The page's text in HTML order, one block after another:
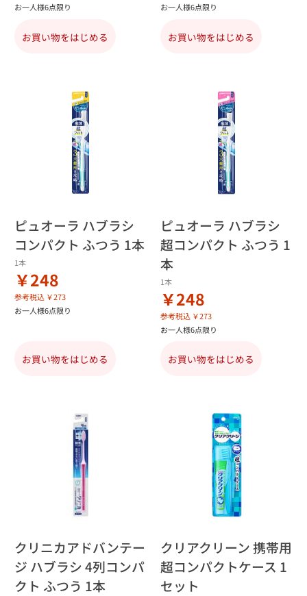
お一人様6点限り
お買い物をはじめる
お一人様6点限り
お買い物をはじめる
ピュオーラ ハブラシ
コンパクト ふつう 1本
1本
￥248
参考税込 ￥273
お一人様6点限り
お買い物をはじめる
ピュオーラ ハブラシ
超コンパクト ふつう 1
本
1本
￥248
参考税込 ￥273
お一人様6点限り
お買い物をはじめる
クリニカアドバンテー
ジ ハブラシ 4列コンパ
クト ふつう 1本
クリアクリーン 携帯用
超コンパクトケース 1
セット